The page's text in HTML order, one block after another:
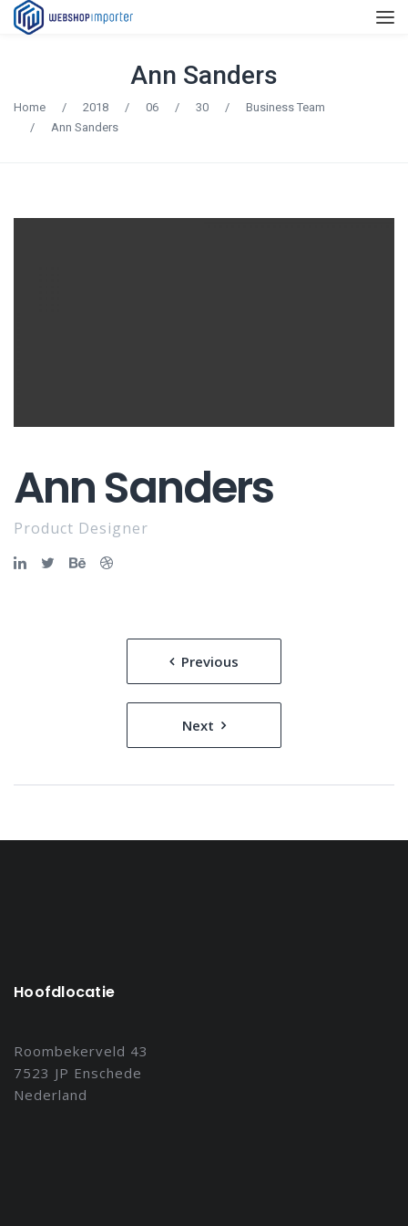
Ann Sanders
Home / 2018 / 06 / 30 /
Business Team
/
Ann Sanders
Ann Sanders
Product Designer
navigatie
Previous
Next
Hoofdlocatie
Roombekerveld 43
7523 JP Enschede
Nederland